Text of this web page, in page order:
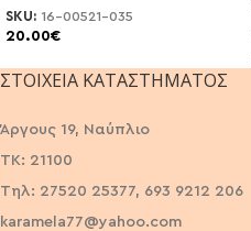
SKU: 16-00521-035
20.00€
ΣΤΟΙΧΕΊΑ ΚΑΤΑΣΤΉΜΑΤΟΣ
Άργους 19, Ναύπλιο
ΤΚ: 21100
Τηλ: 27520 25377, 693 9212 206
karamela77@yahoo.com